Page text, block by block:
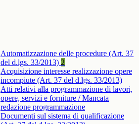
Automatizzazione delle procedure (Art. 37
del d.lgs. 33/2013) 2
Acquisizione interesse realizzazione opere
incompiute (Art. 37 del d.lgs. 33/2013)
Atti relativi alla programmazione di lavori,
opere, servizi e forniture / Mancata
redazione programmazione
Documenti sul sistema di qualificazione